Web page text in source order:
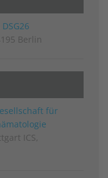
Berlin
für
ICS,